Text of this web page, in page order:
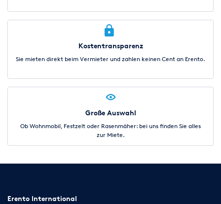
Kostentransparenz
Sie mieten direkt beim Vermieter und zahlen keinen Cent an Erento.
Große Auswahl
Ob Wohnmobil, Festzelt oder Rasenmäher: bei uns finden Sie alles
zur Miete.
Erento International